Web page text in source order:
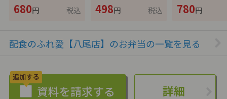
680円 税込 498円 税込 780円
配食のふれ愛【八尾店】のお弁当の一覧を見る
詳細